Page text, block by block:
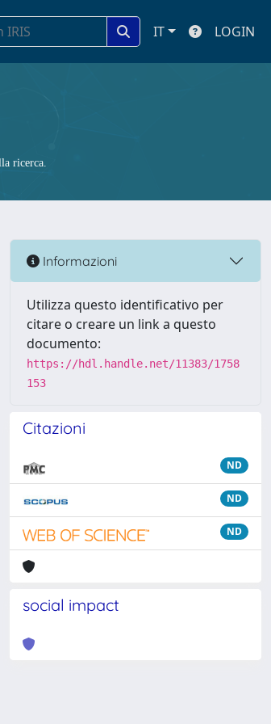
IT LOGIN
ricerca.
Informazioni
Utilizza questo identificativo per
citare o creare un link a questo
documento:
https://hdl.handle.net/11383/1758
153
Citazioni
ND
ND
ND
social impact